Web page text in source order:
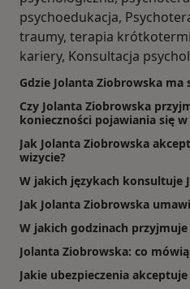
psychoedukacja,
traumy, terapia
kariery, Konsultacja
Gdzie Jolanta Ziobrowska ma
Czy Jolanta Ziobrowska
konieczności pojawiania się w
Jak Jolanta Ziobrowska
wizycie?
W jakich językach konsultuje
Jak Jolanta Ziobrowska
W jakich godzinach
Jolanta Ziobrowska: co
Jakie ubezpieczenia